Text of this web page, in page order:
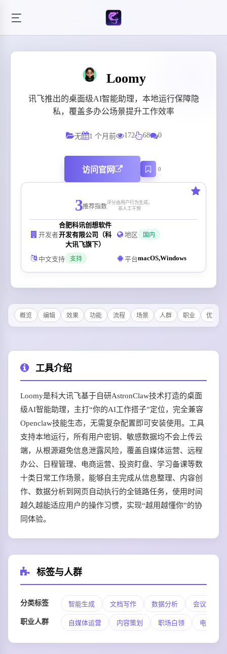
Loomy
讯飞推出的桌面级AI智能助理，本地运行保障隐
私，覆盖多办公场景提升工作效率
无 1 个月前 172 68 0
访问官网 0
3推荐指数
评分由用户行为生成，
非人工干预
开发者
合肥科讯创想软件
开发有限公司（科
大讯飞旗下）
地区 国内
中文支持 支持 平台macOS,Windows
概览 编辑 效果 功能 流程 场景 人群 职业 优势
工具介绍
Loomy是科大讯飞基于自研AstronClaw技术打造的桌面
级AI智能助理，主打“你的AI工作搭子”定位，完全兼容
Openclaw技能生态，无需复杂配置即可安装使用。工具
支持本地运行，所有用户密钥、敏感数据均不会上传云
端，从根源避免信息泄露风险，覆盖自媒体运营、远程
办公、日程管理、电商运营、投资盯盘、学习备课等数
十类日常工作场景，能够自主完成从信息整理、内容创
作、数据分析到网页自动执行的全链路任务，使用时间
越久越能适应用户的操作习惯，实现“越用越懂你”的协
同体验。
标签与人群
分类标签 智能生成 文档写作 数据分析 会议协作
职业人群 自媒体运营 内容策划 职场白领 电商运营